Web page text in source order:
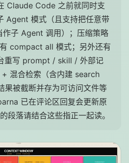
Claude Code 之前就同时支
Agent 模式（且支持把任意带
子 Agent 调用）；压缩策略
compact all 模式；另外还有
重写 prompt / skill / 外部记
混合检索（含内建 search
果被截断并存为可访问文件等
已在评论区回复会更新原
段落请结合这些指正一起读。